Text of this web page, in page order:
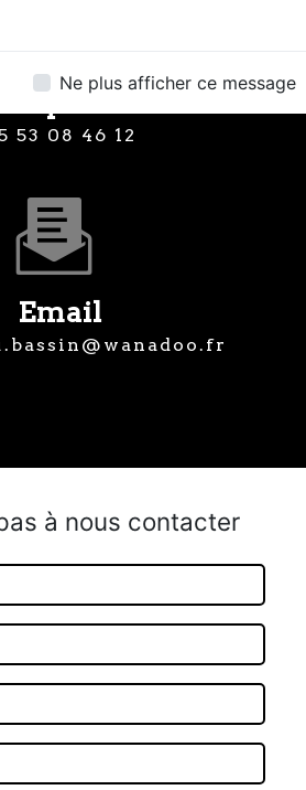
Ne plus afficher ce message
53 08 46 12
Email
à nous contacter